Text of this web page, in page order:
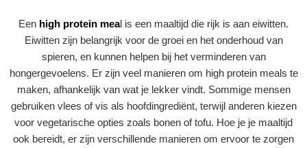
Een high protein meal is een maaltijd die rijk is aan eiwitten.
Eiwitten zijn belangrijk voor de groei en het onderhoud van
spieren, en kunnen helpen bij het verminderen van
hongergevoelens. Er zijn veel manieren om high protein meals te
maken, afhankelijk van wat je lekker vindt. Sommige mensen
gebruiken vlees of vis als hoofdingrediënt, terwijl anderen kiezen
voor vegetarische opties zoals bonen of tofu. Hoe je je maaltijd
ook bereidt, er zijn verschillende manieren om ervoor te zorgen